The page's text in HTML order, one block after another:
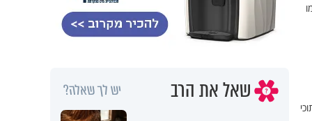
שאל את הרב יש לך שאלה?